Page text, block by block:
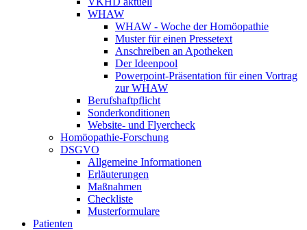
WHAW
WHAW - Woche der Homöopathie
Muster für einen Pressetext
Anschreiben an Apotheken
Der Ideenpool
Powerpoint-Präsentation für einen Vortrag
zur WHAW
Berufshaftpflicht
Sonderkonditionen
Website- und Flyercheck
Homöopathie-Forschung
DSGVO
Allgemeine Informationen
Erläuterungen
Maßnahmen
Checkliste
Musterformulare
Patienten